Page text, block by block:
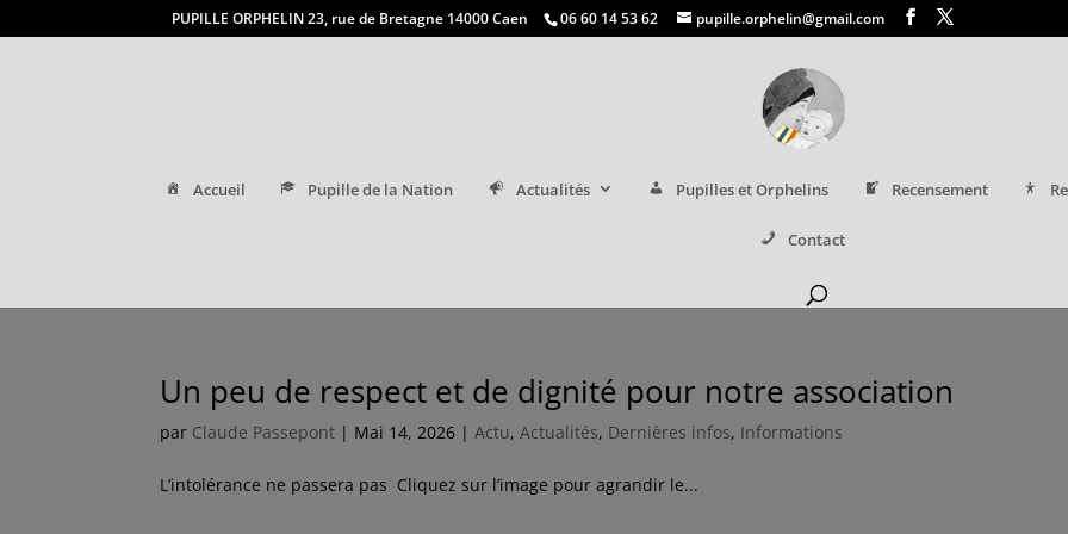
PUPILLE ORPHELIN 23, rue de Bretagne 14000 Caen 06 60 14 53 62 pupille.orphelin@gmail.com
Accueil Pupille de la Nation Actualités Pupilles et Orphelins Recensement
Contact
Un peu de respect et de dignité pour notre association
par Claude Passepont | Mai 14, 2026 |Actu,Actualités, Dernières infos, Informations
L’intolérance ne passera pas Cliquez sur l’image pour agrandir le...